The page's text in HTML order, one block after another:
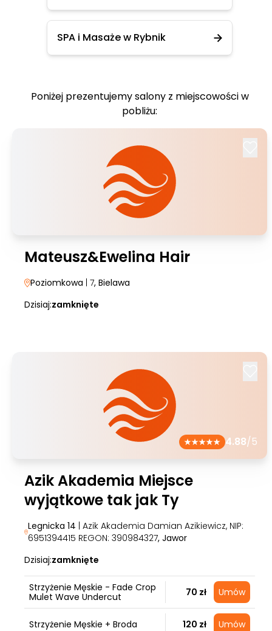
SPA i Masaże w Rybnik
Poniżej prezentujemy salony z miejscowości w
pobliżu:
Mateusz&Ewelina Hair
Poziomkowa | 7, Bielawa
Dzisiaj:zamknięte
4.88/5
Azik Akademia Miejsce
wyjątkowe tak jak Ty
Legnicka 14 | Azik Akademia Damian Azikiewicz, NIP:
6951394415 REGON: 390984327, Jawor
Dzisiaj:zamknięte
Strzyżenie Męskie - Fade Crop
Mulet Wave Undercut
70 zł Umów
Strzyżenie Męskie + Broda 120 zł Umów